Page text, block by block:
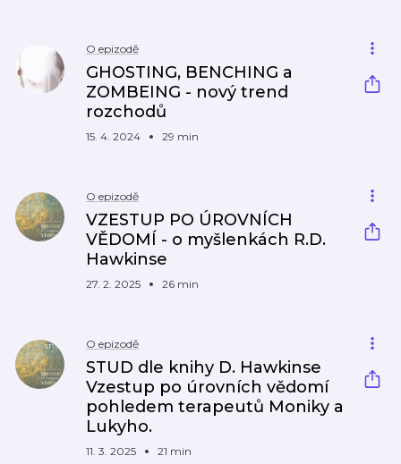
O epizodě
GHOSTING, BENCHING a
ZOMBEING - nový trend
rozchodů
15. 4. 2024 29 min
O epizodě
VZESTUP PO ÚROVNÍCH
VĚDOMÍ - o myšlenkách R.D.
Hawkinse
27. 2. 2025 26 min
O epizodě
STUD dle knihy D. Hawkinse
Vzestup po úrovních vědomí
pohledem terapeutů Moniky a
Lukyho.
11. 3. 2025 21 min